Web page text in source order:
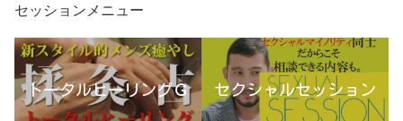
セッションメニュー
トータルヒーリングＧ セクシャルセッション